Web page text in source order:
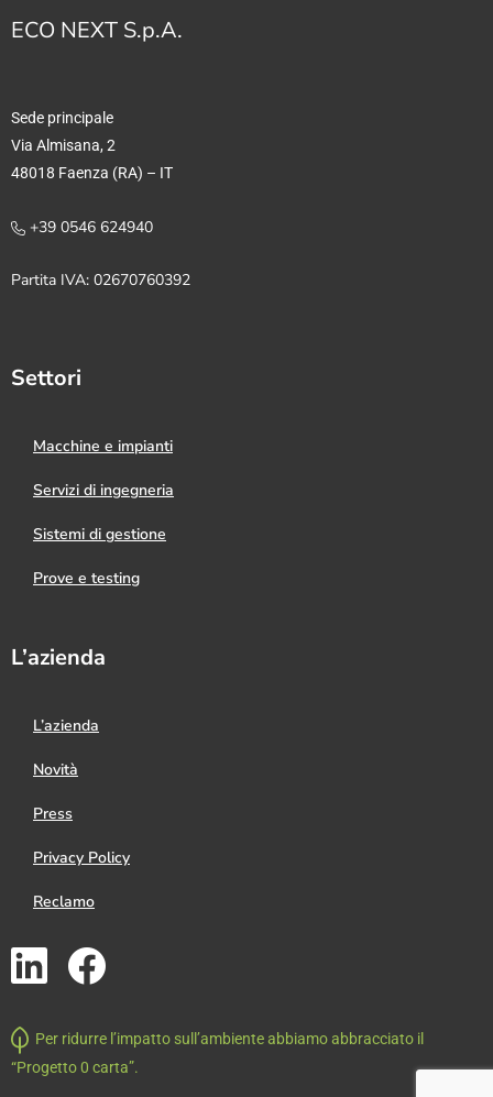
ECO NEXT S.p.A.
Sede principale
Via Almisana, 2
48018 Faenza (RA) – IT
+39 0546 624940
Partita IVA: 02670760392
Settori
Macchine e impianti
Servizi di ingegneria
Sistemi di gestione
Prove e testing
L’azienda
L’azienda
Novità
Press
Privacy Policy
Reclamo
Per ridurre l’impatto sull’ambiente abbiamo abbracciato il
“Progetto 0 carta”.